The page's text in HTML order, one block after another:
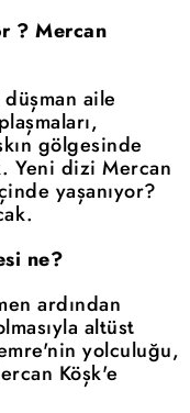
? Mercan
aile
gölgesinde
Yeni dizi Mercan
yaşanıyor?
ne?
ardından
altüst
yolculuğu,
Köşk'e